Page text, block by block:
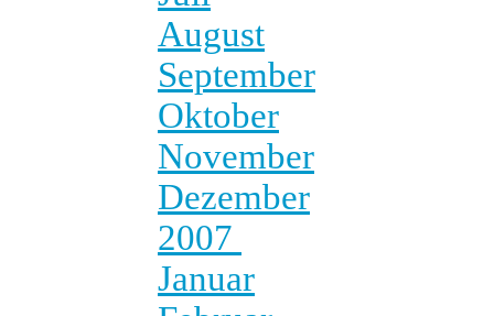
August
September
Oktober
November
Dezember
2007
Januar